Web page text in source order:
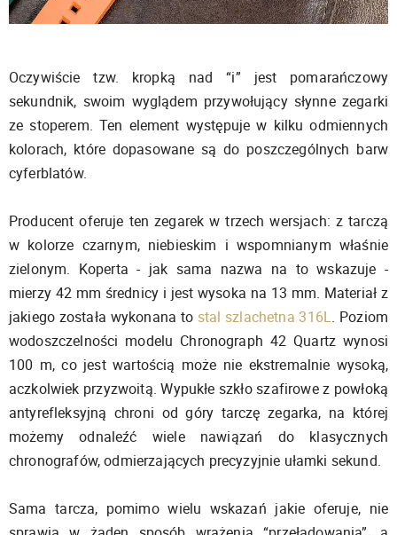
Oczywiście tzw. kropką nad “i” jest pomarańczowy
sekundnik, swoim wyglądem przywołujący słynne zegarki
ze stoperem. Ten element występuje w kilku odmiennych
kolorach, które dopasowane są do poszczególnych barw
cyferblatów.
Producent oferuje ten zegarek w trzech wersjach: z tarczą
w kolorze czarnym, niebieskim i wspomnianym właśnie
zielonym. Koperta - jak sama nazwa na to wskazuje -
mierzy 42 mm średnicy i jest wysoka na 13 mm. Materiał z
jakiego została wykonana to stal szlachetna 316L. Poziom
wodoszczelności modelu Chronograph 42 Quartz wynosi
100 m, co jest wartością może nie ekstremalnie wysoką,
aczkolwiek przyzwoitą. Wypukłe szkło szafirowe z powłoką
antyrefleksyjną chroni od góry tarczę zegarka, na której
możemy odnaleźć wiele nawiązań do klasycznych
chronografów, odmierzających precyzyjnie ułamki sekund.
Sama tarcza, pomimo wielu wskazań jakie oferuje, nie